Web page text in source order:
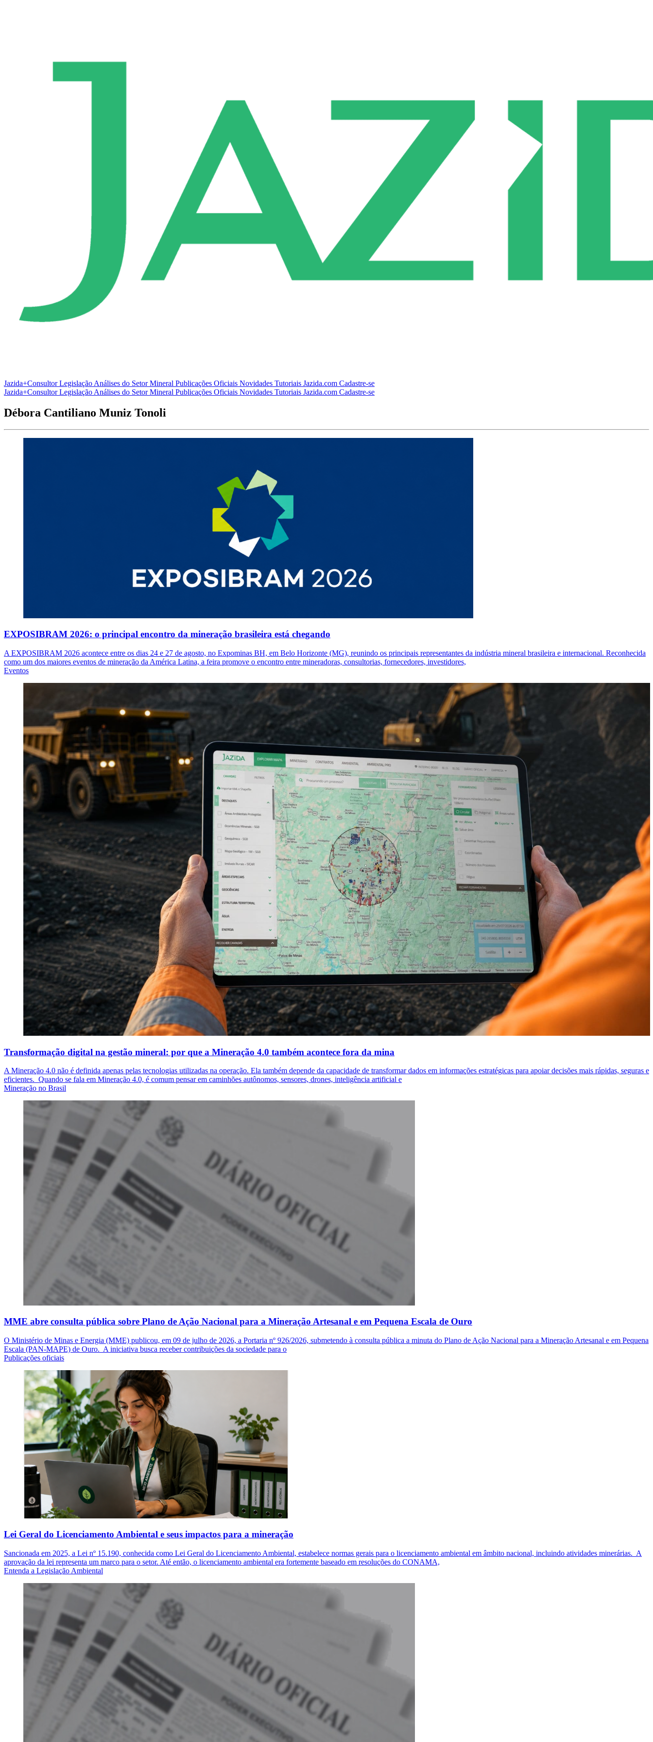
Jazida+ConsultorLegislação Análises do Setor Mineral Publicações Oficiais Novidades Tutoriais Jazida.com Cadastre-se
Jazida+ConsultorLegislação Análises do Setor Mineral Publicações Oficiais Novidades Tutoriais Jazida.com Cadastre-se
Débora Cantiliano Muniz Tonoli
EXPOSIBRAM 2026: o principal encontro da mineração brasileira está chegando
A EXPOSIBRAM 2026 acontece entre os dias 24 e 27 de agosto, no Expominas BH, em Belo Horizonte (MG), reunindo os principais representantes da indústria mineral brasileira e internacional. Reconhecida
como um dos maiores eventos de mineração da América Latina, a feira promove o encontro entre mineradoras, consultorias, fornecedores, investidores,
Eventos
Transformação digital na gestão mineral: por que a Mineração 4.0 também acontece fora da mina
A Mineração 4.0 não é definida apenas pelas tecnologias utilizadas na operação. Ela também depende da capacidade de transformar dados em informações estratégicas para apoiar decisões mais rápidas, seguras e
eficientes. Quando se fala em Mineração 4.0, é comum pensar em caminhões autônomos, sensores, drones, inteligência artificial e
Mineração no Brasil
MME abre consulta pública sobre Plano de Ação Nacional para a Mineração Artesanal e em Pequena Escala de Ouro
O Ministério de Minas e Energia (MME) publicou, em 09 de julho de 2026, a Portaria nº 926/2026, submetendo à consulta pública a minuta do Plano de Ação Nacional para a Mineração Artesanal e em Pequena
Escala (PAN-MAPE) de Ouro. A iniciativa busca receber contribuições da sociedade para o
Publicações oficiais
Lei Geral do Licenciamento Ambiental e seus impactos para a mineração
Sancionada em 2025, a Lei nº 15.190, conhecida como Lei Geral do Licenciamento Ambiental, estabelece normas gerais para o licenciamento ambiental em âmbito nacional, incluindo atividades minerárias. A
aprovação da lei representa um marco para o setor. Até então, o licenciamento ambiental era fortemente baseado em resoluções do CONAMA,
Entenda a Legislação Ambiental